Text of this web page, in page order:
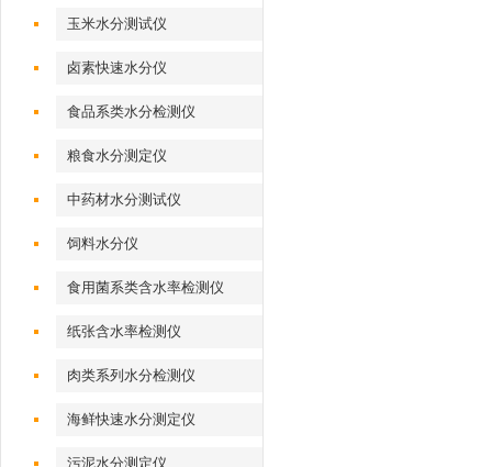
玉米水分测试仪
卤素快速水分仪
食品系类水分检测仪
粮食水分测定仪
中药材水分测试仪
饲料水分仪
食用菌系类含水率检测仪
纸张含水率检测仪
肉类系列水分检测仪
海鲜快速水分测定仪
污泥水分测定仪